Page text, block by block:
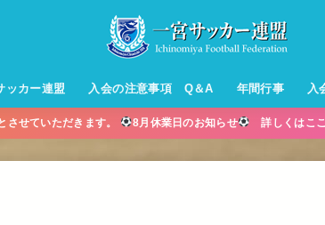
小学生】
小学生】
中学生】
子】
【中学生
中・年
ッカー連盟 入会の注意事項 Q＆A 年間行事 入
せていただきます。 8月休業日のお知らせ 詳しくは